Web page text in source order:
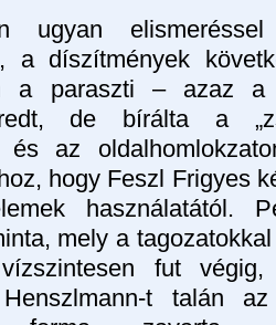
ugyan
a díszítmények
a paraszti – azaz
de bírálta a
és az
hogy Feszl Frigyes
használatától.
mely a
fut
Henszlmann-t talán